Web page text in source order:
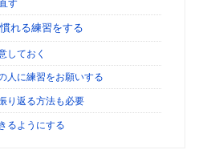
す
れる練習をする
しておく
人に練習をお願いする
り返る方法も必要
るようにする